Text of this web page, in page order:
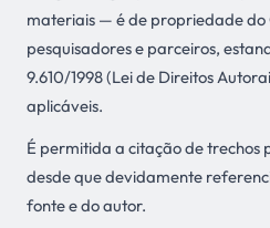
materiais — é de propriedade do
pesquisadores e parceiros,
9.610/1998 (Lei de Direitos
aplicáveis.
É permitida a citação de trechos
desde que devidamente
fonte e do autor.